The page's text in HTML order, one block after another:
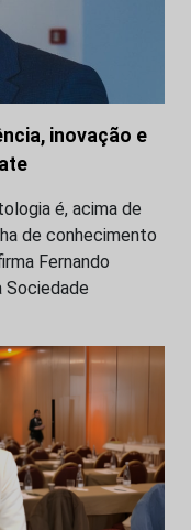
inovação e
é, acima de
de conhecimento
Fernando
Sociedade